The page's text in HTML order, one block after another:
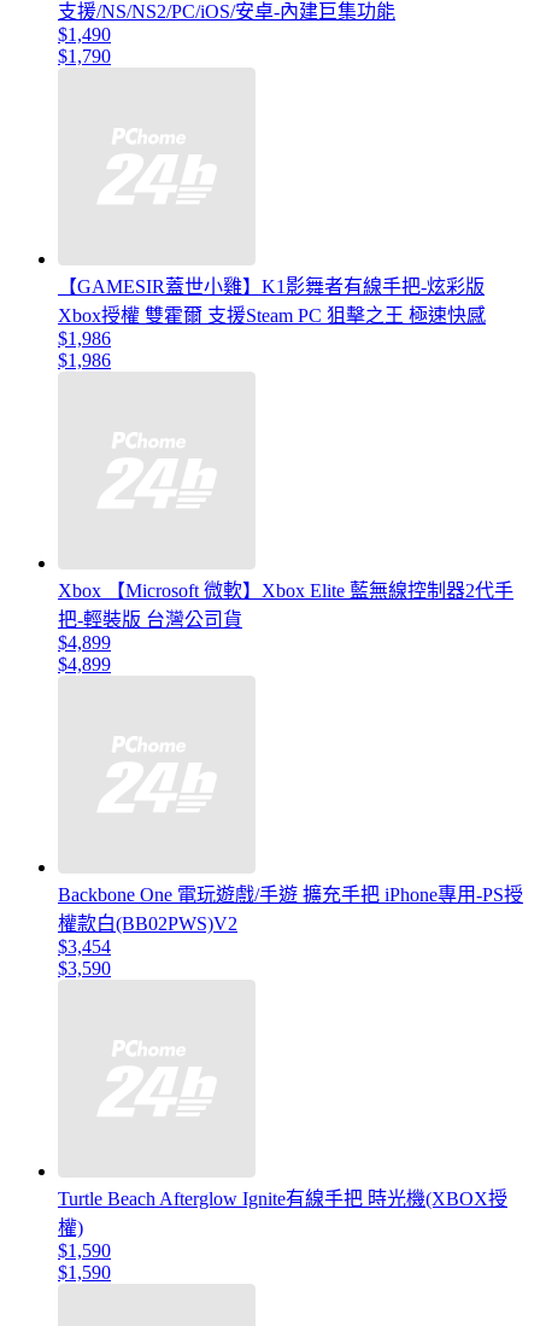
支援/NS/NS2/PC/iOS/安卓-內建巨集功能
$1,490
$1,790
【GAMESIR蓋世小雞】K1影舞者有線手把-炫彩版
Xbox授權 雙霍爾 支援Steam PC 狙擊之王 極速快感
$1,986
$1,986
Xbox 【Microsoft 微軟】Xbox Elite 藍無線控制器2代手
把-輕裝版 台灣公司貨
$4,899
$4,899
Backbone One 電玩遊戲/手遊 擴充手把 iPhone專用-PS授
權款白(BB02PWS)V2
$3,454
$3,590
Turtle Beach Afterglow Ignite有線手把 時光機(XBOX授
權)
$1,590
$1,590